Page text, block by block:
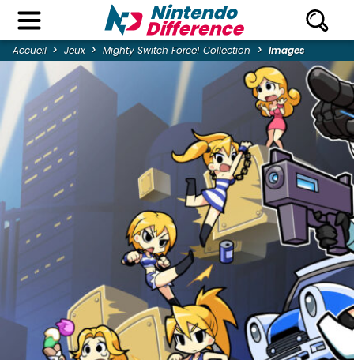
Accueil Jeux Mighty Switch Force! Collection Images